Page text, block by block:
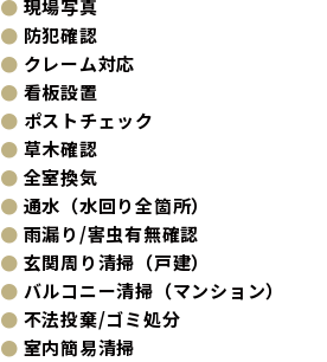
● 現場写真
● 防犯確認
● クレーム対応
● 看板設置
● ポストチェック
● 草木確認
● 全室換気
● 通水（水回り全箇所）
● 雨漏り /害虫有無確認
● 玄関周り清掃（戸建）
● バルコニー清掃（マンション）
● 不法投棄/ゴミ処分
● 室内簡易清掃